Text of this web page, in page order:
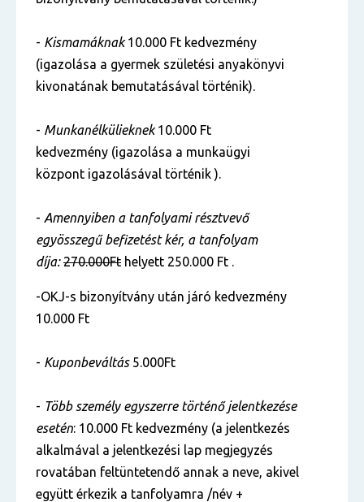
- Kismamáknak10.000 Ft kedvezmény
(igazolása a gyermek születési anyakönyvi
kivonatának bemutatásával történik).
- Munkanélkülieknek10.000 Ft
kedvezmény (igazolása a munkaügyi
központ igazolásával történik ).
- Amennyiben a tanfolyami résztvevő
egyösszegű befizetést kér, a tanfolyam
díja: 270.000Ft helyett 250.000 Ft .
-OKJ-s bizonyítvány után járó kedvezmény
10.000 Ft
- Kuponbeváltás5.000Ft
- Több személy egyszerre történő jelentkezése
esetén: 10.000 Ft kedvezmény (a jelentkezés
alkalmával a jelentkezési lap megjegyzés
rovatában feltüntetendő annak a neve, akivel
együtt érkezik a tanfolyamra /név +